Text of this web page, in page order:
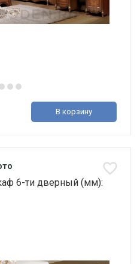
В корзину
6-ти дверный (мм):